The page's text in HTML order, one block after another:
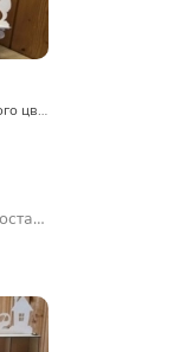
Большая двухъярусная полка белого цвета